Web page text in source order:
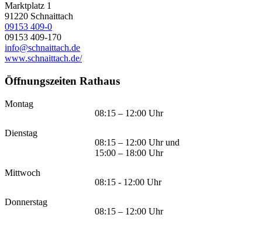
Marktplatz 1
91220 Schnaittach
09153 409-0
09153 409-170
info@schnaittach.de
www.schnaittach.de/
Öffnungszeiten Rathaus
Montag
08:15 – 12:00 Uhr
Dienstag
08:15 – 12:00 Uhr und
15:00 – 18:00 Uhr
Mittwoch
08:15 - 12:00 Uhr
Donnerstag
08:15 – 12:00 Uhr